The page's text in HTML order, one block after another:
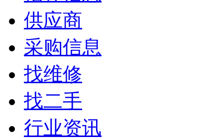
供应商
采购信息
找维修
找二手
行业资讯